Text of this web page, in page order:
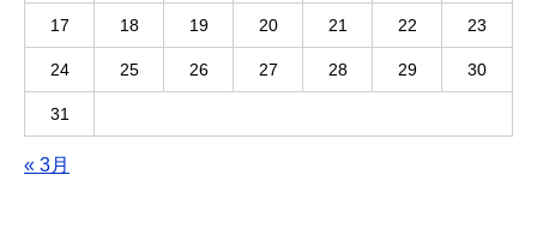
17 18 19 20 21 22 23
24 25 26 27 28 29 30
31
« 3月